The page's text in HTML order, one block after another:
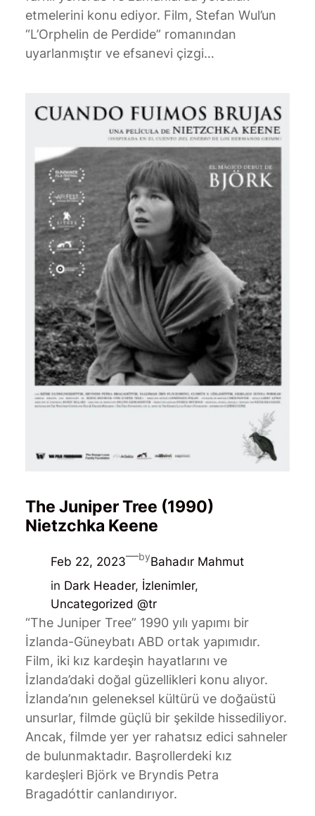
etmelerini konu ediyor. Film, Stefan Wul’un
“L’Orphelin de Perdide” romanından
uyarlanmıştır ve efsanevi çizgi…
The Juniper Tree (1990)
Nietzchka Keene
Feb 22, 2023—byBahadır Mahmut
in Dark Header, İzlenimler
Uncategorized @tr
“The Juniper Tree” 1990 yılı yapımı bir
İzlanda-Güneybatı ABD ortak yapımıdır.
Film, iki kız kardeşin hayatlarını ve
İzlanda’daki doğal güzellikleri konu alıyor.
İzlanda’nın geleneksel kültürü ve doğaüstü
unsurlar, filmde güçlü bir şekilde hissediliyor.
Ancak, filmde yer yer rahatsız edici sahneler
de bulunmaktadır. Başrollerdeki kız
kardeşleri Björk ve Bryndis Petra
Bragadóttir canlandırıyor.